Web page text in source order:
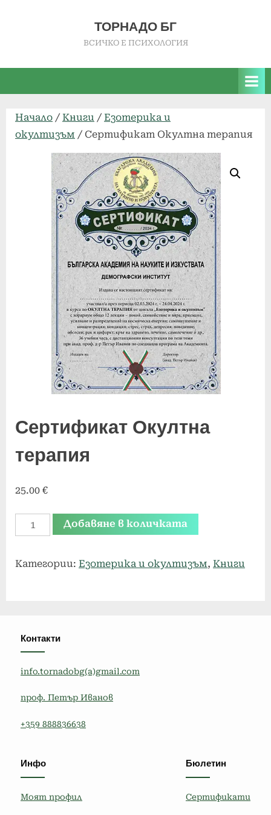
ТОРНАДО БГ
ВСИЧКО Е ПСИХОЛОГИЯ
Начало / Книги / Езотерика и
окултизъм / Сертификат Окултна терапия
Сертификат Окултна
терапия
25.00 €
количество
за
Окултна
Добавяне в количката
Категории: Езотерика и окултизъм, Книги
Контакти
info.tornadobg(a)gmail.com
проф. Петър Иванов
+359 888836638
Инфо
Моят профил
Бюлетин
Сертификати